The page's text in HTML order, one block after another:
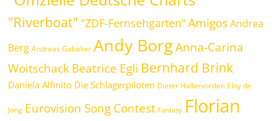
"Riverboat" "ZDF-Fernsehgarten" Amigos Andrea
Berg Andreas Gabalier Andy Borg Anna-Carina
WoitschackBeatrice Egli Bernhard Brink
Daniela Alfinito Die Schlagerpiloten Dieter Hallervorden Eloy de
Jong Eurovision Song Contest Fantasy Florian